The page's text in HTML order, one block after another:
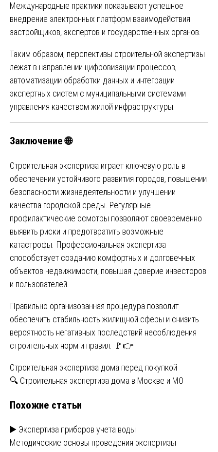
Международные практики показывают успешное
внедрение электронных платформ взаимодействия
застройщиков, экспертов и государственных органов.
Таким образом, перспективы строительной экспертизы
лежат в направлении цифровизации процессов,
автоматизации обработки данных и интеграции
экспертных систем с муниципальными системами
управления качеством жилой инфраструктуры.
Заключение 🌐
Строительная экспертиза играет ключевую роль в
обеспечении устойчивого развития городов, повышении
безопасности жизнедеятельности и улучшении
качества городской среды. Регулярные
профилактические осмотры позволяют своевременно
выявить риски и предотвратить возможные
катастрофы. Профессиональная экспертиза
способствует созданию комфортных и долговечных
объектов недвижимости, повышая доверие инвесторов
и пользователей.
Правильно организованная процедура позволит
обеспечить стабильность жилищной сферы и снизить
вероятность негативных последствий несоблюдения
строительных норм и правил. 🚩👉
Навигация
по
записям
Строительная экспертиза дома перед покупкой
🔍 Строительная экспертиза дома в Москве и МО
Похожие статьи
▶️ Экспертиза приборов учета воды
Методические основы проведения экспертизы